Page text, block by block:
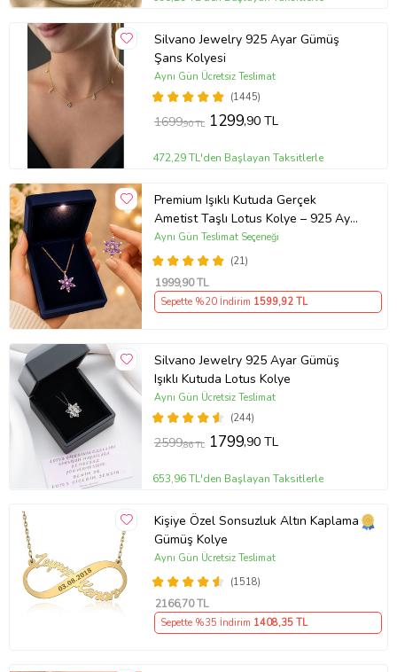
Silvano Jewelry 925 Ayar Gümüş
Şans Kolyesi
(1445)
Aynı Gün Ücretsiz Teslimat
1699,90 TL 1299,90 TL
472,29 TL'den Başlayan Taksitlerle
Premium Işıklı Kutuda Gerçek
Ametist Taşlı Lotus Kolye – 925 Ayar
Gümüş Kadın Kolye
(21)
Aynı Gün Teslimat Seçeneği
1999,90 TL
Sepette %20 İndirim 1599,92 TL
Silvano Jewelry 925 Ayar Gümüş
Işıklı Kutuda Lotus Kolye
(244)
Aynı Gün Ücretsiz Teslimat
2599,86 TL 1799,90 TL
653,96 TL'den Başlayan Taksitlerle
Kişiye Özel Sonsuzluk Altın Kaplama
Gümüş Kolye
(1518)
Aynı Gün Ücretsiz Teslimat
2166,70 TL
Sepette %35 İndirim 1408,35 TL